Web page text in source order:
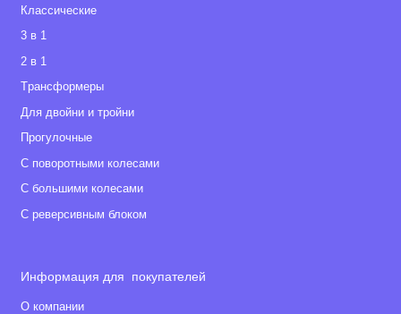
Классические
3 в 1
2 в 1
Tрансформеры
Для двойни и тройни
Прогулочные
С поворотными колесами
С большими колесами
С реверсивным блоком
Информация для покупателей
О компании